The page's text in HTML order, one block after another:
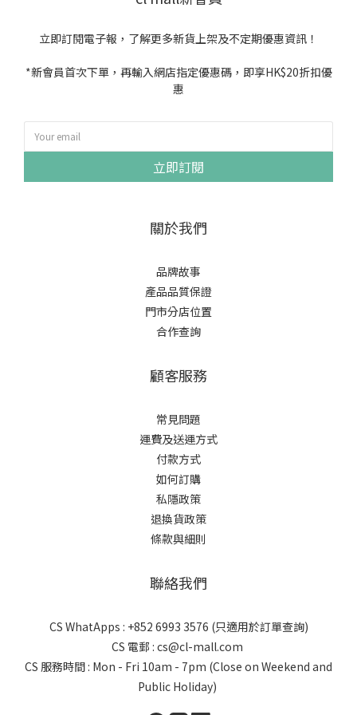
立即訂閱電子報，了解更多新貨上架及不定期優惠資訊！
*新會員首次下單，再輸入網店指定優惠碼，即享HK$20折扣優
惠
立即訂閱
關於我們
品牌故事
產品品質保證
門市分店位置
合作查詢
顧客服務
常見問題
運費及送運方式
付款方式
如何訂購
私隱政策
退換貨政策
條款與細則
聯絡我們
CS WhatApps : +852 6993 3576 (只適用於訂單查詢)
CS 電郵 : cs@cl-mall.com
CS 服務時間 : Mon - Fri 10am - 7pm (Close on Weekend and
Public Holiday)